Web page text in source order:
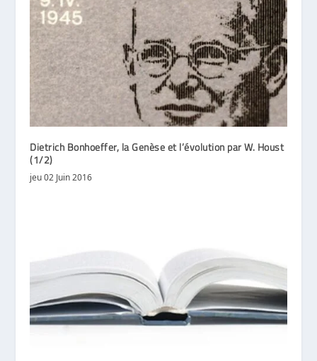
Dietrich Bonhoeffer, la Genèse et l’évolution par W. Houst
(1/2)
jeu 02 Juin 2016